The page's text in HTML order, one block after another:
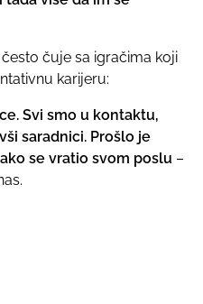
čuje sa igračima koji
karijeru:
Svi smo u kontaktu,
saradnici. Prošlo je
se vratio svom poslu –